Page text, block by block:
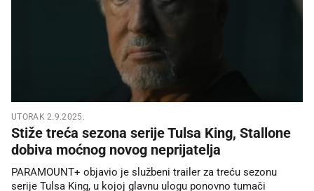
UTORAK 2.9.2025.
Stiže treća sezona serije Tulsa King, Stallone
dobiva moćnog novog neprijatelja
PARAMOUNT+ objavio je službeni trailer za treću sezonu
serije Tulsa King, u kojoj glavnu ulogu ponovno tumači